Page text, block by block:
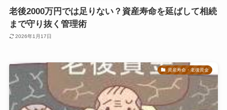
老後2000万円では足りない？資産寿命を延ばして相続
まで守り抜く管理術
2026年1月17日
資産寿命・老後資金